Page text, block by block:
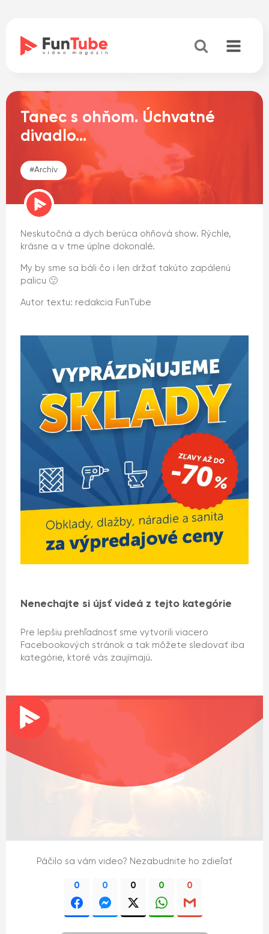
Tanec s ohňom. Úchvatné
divadlo…
#Archív
Neskutočná a dych berúca ohňová show. Rýchle,
krásne a v tme úplne dokonalé.
My by sme sa báli čo i len držať takúto zapálenú
palicu 🙂
Autor textu: redakcia FunTube
Nenechajte si újsť videá z tejto kategórie
Pre lepšiu prehľadnosť sme vytvorili viacero
Facebookových stránok a tak môžete sledovať iba
kategórie, ktoré vás zaujímajú.
Páčilo sa vám video? Nezabudnite ho zdieľať
0 0 0 0 0